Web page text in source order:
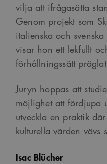
vilja att ifrågasätta
Genom projekt som
italienska och
visar hon ett lekfullt
förhållningssätt
Juryn hoppas att
möjlighet att fördjupa
utveckla en praktik
kulturella värden vävs
Isac Blücher